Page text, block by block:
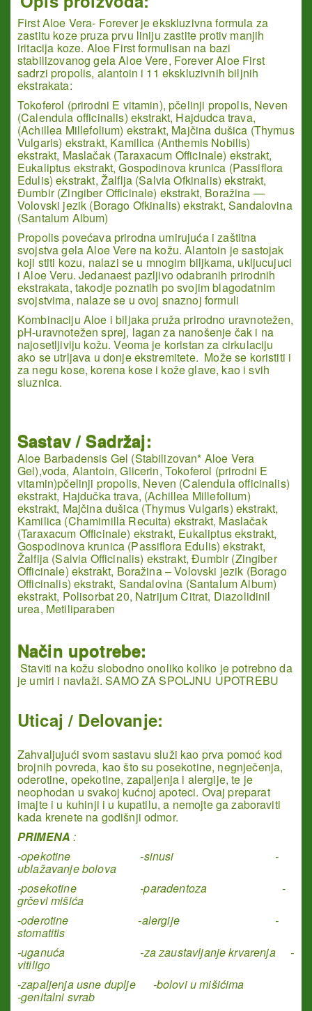
First Aloe Vera- Forever je ekskluzivna formula za
zastitu koze pruza prvu liniju zastite protiv manjih
iritacija koze. Aloe First formulisan na bazi
stabilizovanoggela Aloe Vere, Forever Aloe First
sadrzi propolis, alantoin i 11 ekskluzivnih biljnih
ekstrakata:
Tokoferol (prirodni E vitamin), pčelinji propolis, Neven
(Calendula officinalis) ekstrakt, Hajdudca trava,
(Achillea Millefolium) ekstrakt, Majčina dušica (Thymus
Vulgaris) ekstrakt, Kamilica (Anthemis Nobilis)
ekstrakt, Maslačak (Taraxacum Officinale) ekstrakt,
Eukaliptus ekstrakt, Gospodinova krunica (Passiflora
Edulis) ekstrakt, Žalflja (Salvia Ofkinalis) ekstrakt,
Đumbir (Zingiber Officinale) ekstrakt, Boražina —
Volovski jezik (Borago Ofkinalis) ekstrakt, Sandalovina
(Santalum Album)
Propolis povećava prirodna umirujuća i zaštitna
svojstva gela Aloe Vere na kožu.Alantoin je sastojak
koji stiti kozu, nalazi se u mnogim biljkama, ukljucujuci
i Aloe Veru. Jedanaest pazljivo odabranih prirodnih
ekstrakata, takodje poznatih po svojim blagodatnim
svojstvima, nalaze se u ovoj snaznoj formuli
Kombinaciju Aloe i biljaka pruža prirodno uravnotežen,
pH-uravnotežen sprej, lagan za nanošenje čak i na
najosetljiviju kožu. Veoma je koristan za cirkulaciju
ako se utrljava u donje ekstremitete. Može se koristiti i
za negu kose, korena kose i kože glave, kao i svih
sluznica.
Sastav / Sadržaj:
Aloe Barbadensis Gel (Stabilizovan* Aloe Vera
Gel),voda, Alantoin, Glicerin, Tokoferol (prirodni E
vitamin)pčelinji propolis, Neven (Calendula officinalis)
ekstrakt, Hajdučka trava, (Achillea Millefolium)
ekstrakt, Majčina dušica (Thymus Vulgaris) ekstrakt,
Kamilica (Chamimilla Recuita) ekstrakt, Maslačak
(Taraxacum Officinale) ekstrakt, Eukaliptus ekstrakt,
Gospodinova krunica (Passiflora Edulis) ekstrakt,
Žalfija (Salvia Officinalis) ekstrakt, Đumbir (Zingiber
Officinale) ekstrakt, Boražina – Volovski jezik (Borago
Officinalis) ekstrakt, Sandalovina (Santalum Album)
ekstrakt, Polisorbat 20, Natrijum Citrat, Diazolidinil
urea, Metiliparaben
Način upotrebe:
Staviti na kožu slobodno onoliko koliko je potrebno da
je umiri i navlaži. SAMO ZA SPOLJNU UPOTREBU
Uticaj / Delovanje:
Zahvaljujući svom sastavu služi kao prva pomoć kod
brojnih povreda, kao što su posekotine, negnječenja,
oderotine, opekotine, zapaljenja i alergije, te je
neophodan u svakoj kućnoj apoteci. Ovaj preparat
imajte i u kuhinji i u kupatilu, a nemojte ga zaboraviti
kada krenete na godišnji odmor.
PRIMENA :
-opekotine -sinusi -
ublažavanje bolova
-posekotine -paradentoza -
grčevi mišića
-oderotine -alergije -
stomatitis
-uganuća -za zaustavljanje krvarenja -
vitiligo
-zapaljenja usne duplje -bolovi u mišićima
-genitalni svrab